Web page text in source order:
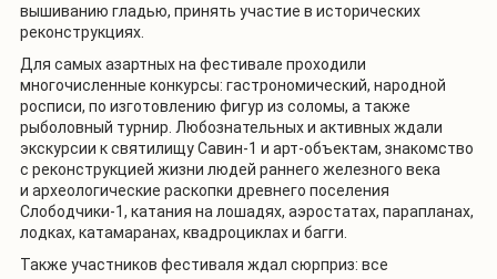
вышиванию гладью, принять участие в исторических
реконструкциях.
Для самых азартных на фестивале проходили
многочисленные конкурсы: гастрономический, народной
росписи, по изготовлению фигур из соломы, а также
рыболовный турнир. Любознательных и активных ждали
экскурсии к святилищу Савин-1 и арт-объектам, знакомство
с реконструкцией жизни людей раннего железного века
и археологические раскопки древнего поселения
Слободчики-1, катания на лошадях, аэростатах, парапланах,
лодках, катамаранах, квадроциклах и багги.
Также участников фестиваля ждал сюрприз: все